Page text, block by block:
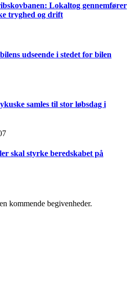
Lokaltog gennemfører
tryghed og drift
udseende i stedet for bilen
samles til stor løbsdag i
skal styrke beredskabet på
kommende begivenheder.